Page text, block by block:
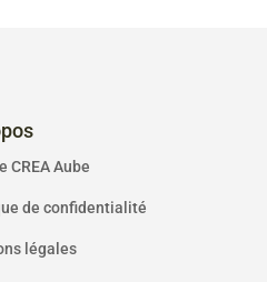
CREA Aube
de confidentialité
légales